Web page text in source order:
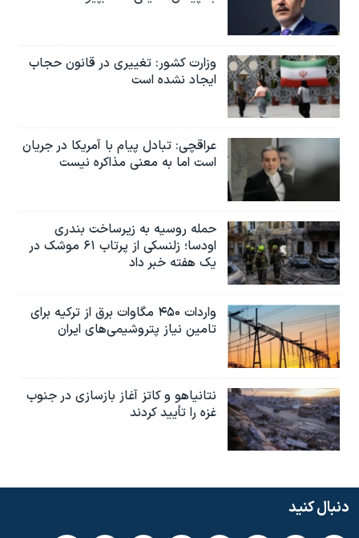
وزارت کشور: تغییری در قانون حجاب
ایجاد نشده است
عراقچی: تبادل پیام با آمریکا در جریان
است اما به معنی مذاکره نیست
حمله روسیه به زیرساخت بندری
اودسا؛ زلنسکی از پرتاب ۶۱ موشک در
یک هفته خبر داد
واردات ۴۵۰ مگاوات برق از ترکیه برای
تامین نیاز پتروشیمی‌های ایران
نتانیاهو و کاتز آغاز بازسازی در جنوب
غزه را تأیید کردند
دنبال کنید